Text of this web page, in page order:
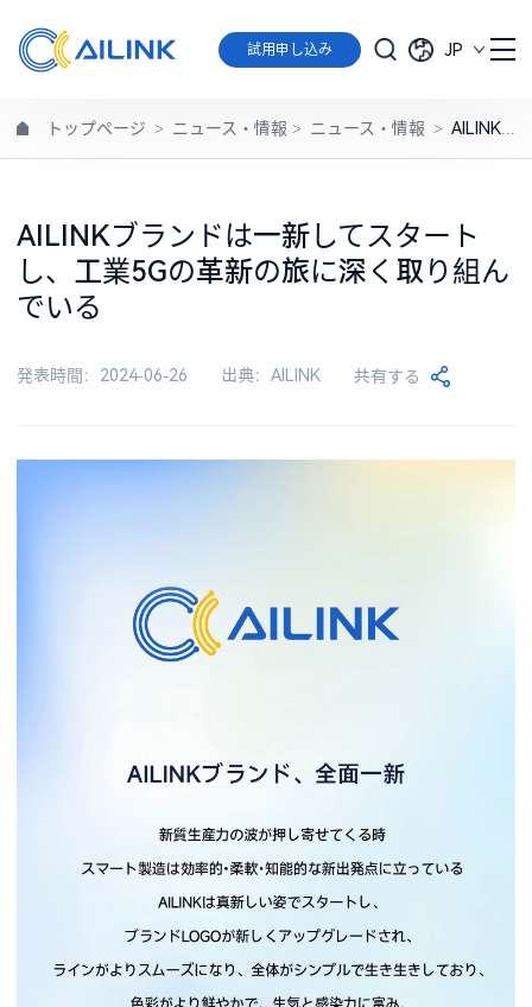
試用申し込み JP
トップページ > ニュース・情報 > ニュース・情報 > AILINKブランドは一新してスタートし、工業5Gの革新の旅に深く取り組んでいる
AILINKブランドは一新してスタート
し、工業5Gの革新の旅に深く取り組ん
でいる
発表時間：2024-06-26 出典：AILINK 共有する